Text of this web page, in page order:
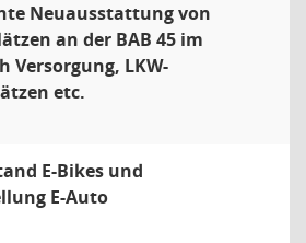
Neuausstattung von
an der BAB 45 im
Versorgung, LKW-
etc.
E-Bikes und
E-Auto